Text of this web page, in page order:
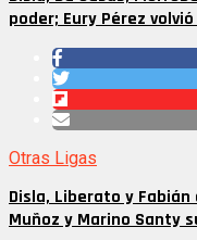
poder; Eury Pérez
Otras Ligas
Disla, Liberato y
Muñoz y Marino Santy